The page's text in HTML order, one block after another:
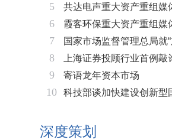
5
6
7
8
9
10
共达电声重大资产重组媒
片）
霞客环保重大资产重组媒
片）
国家市场监督管理总局就
市场秩序”答记者问
上海证券投顾行业首例
定 司法机关重拳打击“职业
寄语龙年资本市场
科技部谈加快建设创新型
深度策划